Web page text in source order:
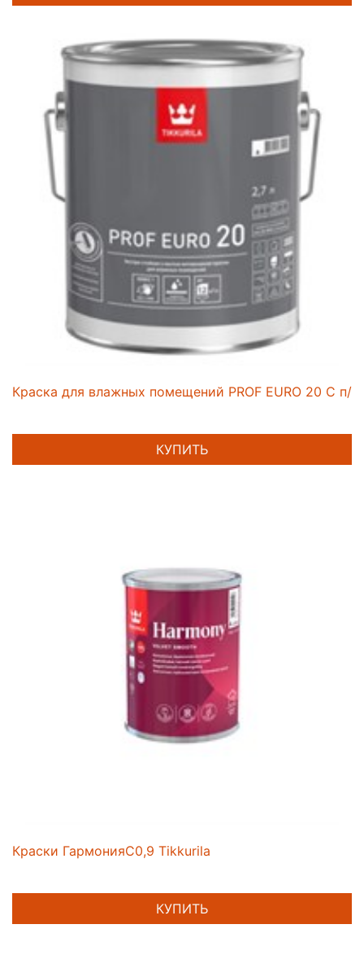
Краска для влажных помещений PROF EURO 20 C п/
КУПИТЬ
Краски ГармонияС0,9 Tikkurila
КУПИТЬ